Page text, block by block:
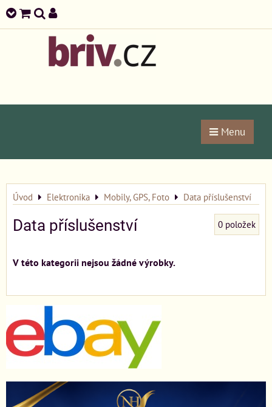
Menu
Úvod Elektronika Mobily, GPS, Foto Data příslušenství
Data příslušenství 0 položek